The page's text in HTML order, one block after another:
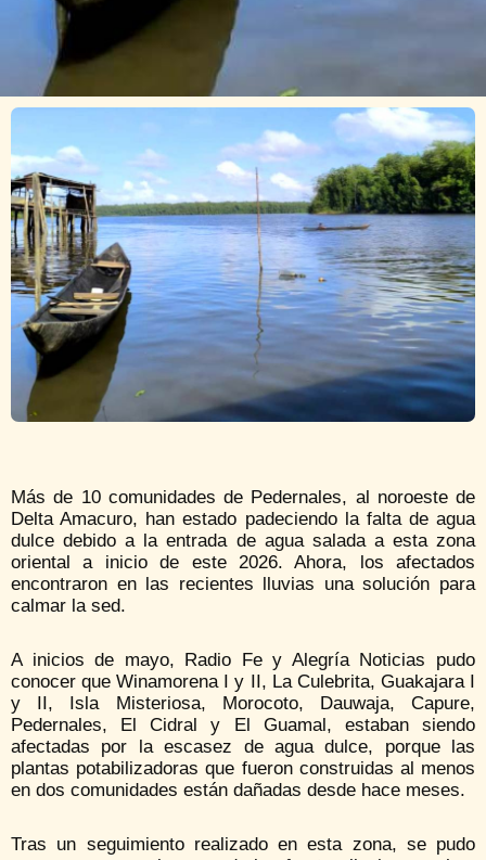
Más de 10 comunidades de Pedernales, al noroeste de
Delta Amacuro, han estado padeciendo la falta de agua
dulce debido a la entrada de agua salada a esta zona
oriental a inicio de este 2026. Ahora, los afectados
encontraron en las recientes lluvias una solución para
calmar la sed.
A inicios de mayo, Radio Fe y Alegría Noticias pudo
conocer que Winamorena I y II, La Culebrita, Guakajara I
y II, Isla Misteriosa, Morocoto, Dauwaja, Capure,
Pedernales, El Cidral y El Guamal, estaban siendo
afectadas por la escasez de agua dulce, porque las
plantas potabilizadoras que fueron construidas al menos
en dos comunidades están dañadas desde hace meses.
Tras un seguimiento realizado en esta zona, se pudo